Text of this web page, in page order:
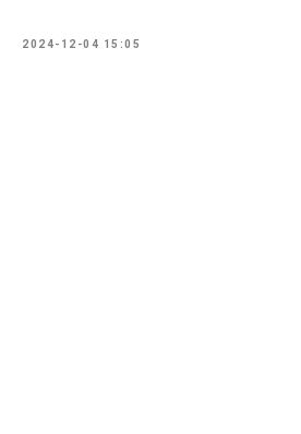
2024-12-04 15:05